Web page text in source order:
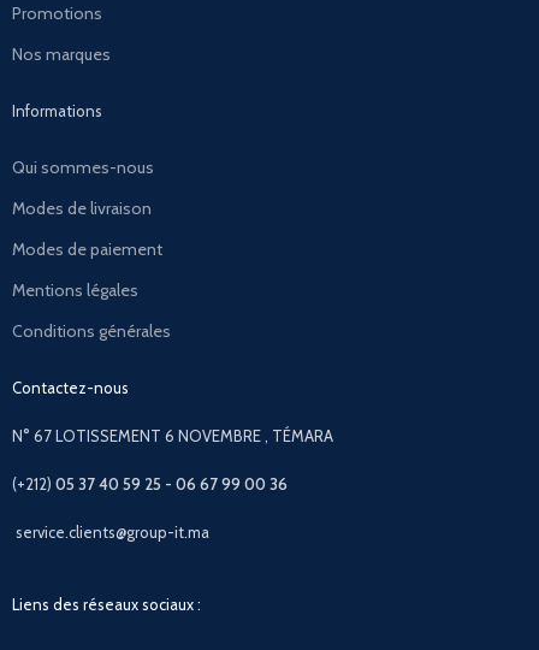
Promotions
Nos marques
Informations
Qui sommes-nous
Modes de livraison
Modes de paiement
Mentions légales
Conditions générales
Contactez-nous
N° 67 LOTISSEMENT 6 NOVEMBRE , TÉMARA
(+212)05 37 40 59 25 - 06 67 99 00 36
service.clients@group-it.ma
Liens des réseaux sociaux :